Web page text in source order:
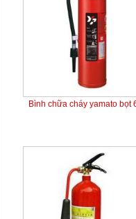
Bình chữa cháy yamato bọt